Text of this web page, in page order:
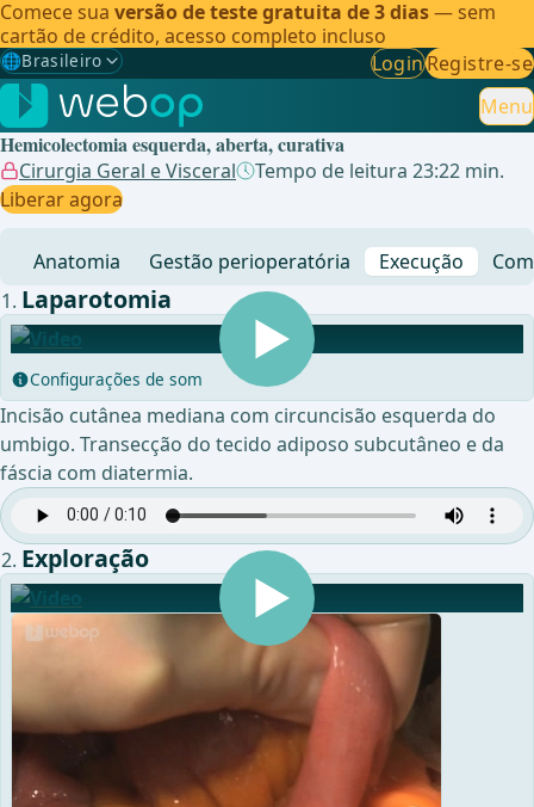
Comece sua versão de teste gratuita de 3 dias— sem
cartão de crédito, acesso completo incluso
🌐Brasileiro
Gewählte Sprache: Brasileiro
🇩🇪 Alemão
🇬🇧Inglês
🇪🇸Espanhol
🇧🇷Brasileiro ✓
LoginRegistre-se
Menu
Hemicolectomia esquerda, aberta, curativa
Cirurgia Geral e Visceral
Tempo de leitura 23:22 min.
Liberar agora
Anatomia Gestão perioperatória Execução
Laparotomia
Configurações de som
Incisão cutânea mediana com circuncisão esquerda do
umbigo. Transecção do tecido adiposo subcutâneo e da
fáscia com diatermia.
Exploração